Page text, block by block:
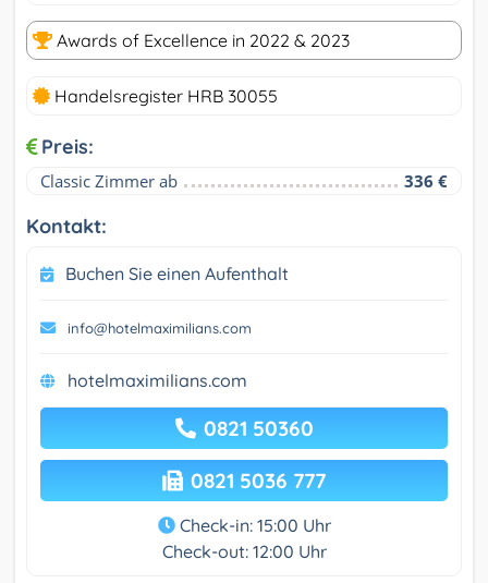
Awards of Excellence in 2022 & 2023
Handelsregister HRB 30055
Preis:
Classic Zimmer ab 336 €
Kontakt:
Buchen Sie einen Aufenthalt
info@hotelmaximilians.com
hotelmaximilians.com
0821 50360
0821 5036 777
Check-in: 15:00 Uhr
Check-out: 12:00 Uhr